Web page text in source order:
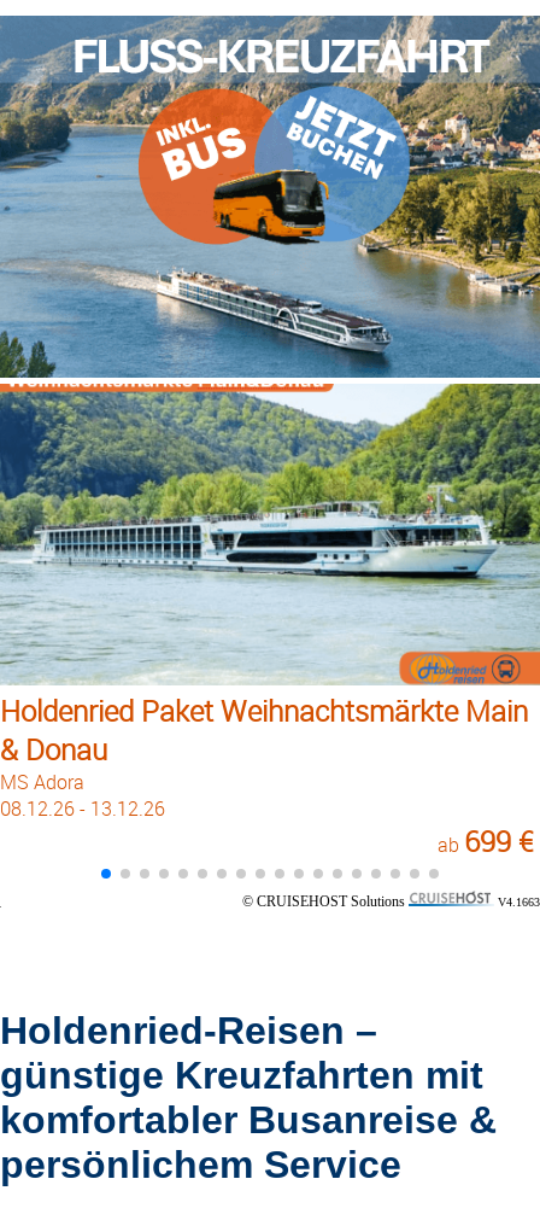
Holdenried Paket Weihnachtsmärkte Main
& Donau
MS Adora
08.12.26 - 13.12.26
ab 699 €
© CRUISEHOST Solutions V4.1663
Holdenried-Reisen –
günstige Kreuzfahrten mit
komfortabler Busanreise &
persönlichem Service